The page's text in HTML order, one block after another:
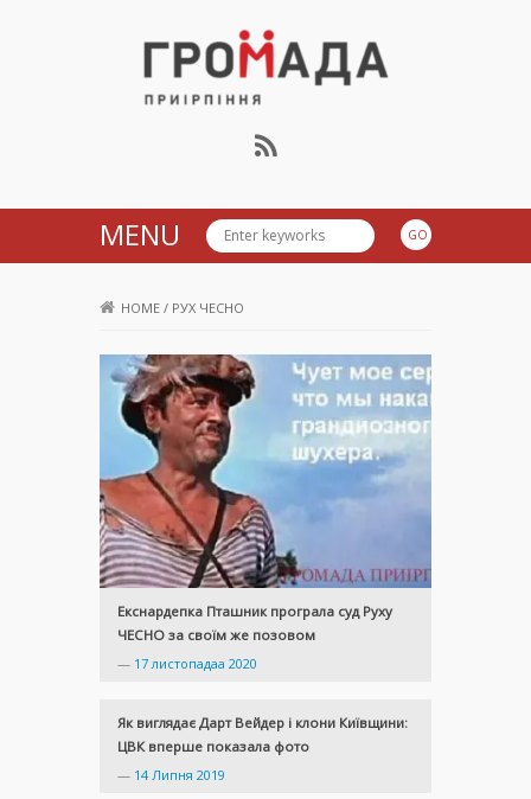
Громада Приірпіння
MENU
HOME / РУХ ЧЕСНО
Екснардепка Пташник програла суд Руху
ЧЕСНО за своїм же позовом
— 17 листопадаа 2020
Як виглядає Дарт Вейдер і клони Київщини:
ЦВК вперше показала фото
— 14 Липня 2019